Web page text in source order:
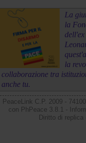
La
la
la
collaborazione tra
anche tu.
PeaceLink C.P. 2009 -
con PhPeace 3.8.1 -
Diritto di replica